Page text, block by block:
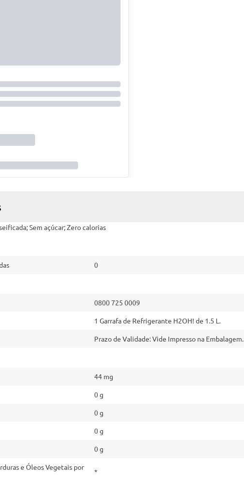
Sem açúcar; Zero calorias
0
0800 725 0009
1 Garrafa de Refrigerante H2OH! de 1.5 L.
Prazo de Validade: Vide Impresso na Embalagem.
44 mg
0 g
0 g
0 g
0 g
e Óleos Vegetais por
*